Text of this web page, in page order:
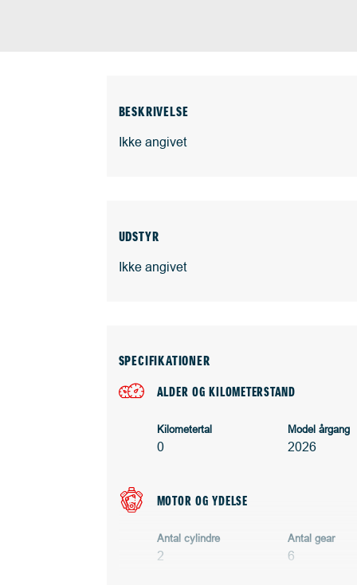
BESKRIVELSE
Ikke angivet
UDSTYR
Ikke angivet
SPECIFIKATIONER
ALDER OG KILOMETERSTAND
Kilometertal
0
Model årgang
2026
MOTOR OG YDELSE
Antal cylindre
2
Antal gear
6